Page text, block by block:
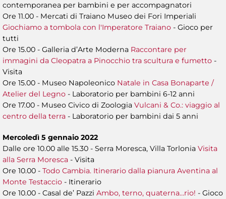
contemporanea per bambini e per accompagnatori
Ore 11.00 - Mercati di Traiano Museo dei Fori Imperiali
Giochiamo a tombola con l'Imperatore Traiano - Gioco per
tutti
Ore 15.00 - Galleria d’Arte Moderna Raccontare per
immagini da Cleopatra a Pinocchio tra scultura e fumetto -
Visita
Ore 15.00 - Museo Napoleonico Natale in Casa Bonaparte /
Atelier del Legno - Laboratorio per bambini 6-12 anni
Ore 17.00 - Museo Civico di Zoologia Vulcani & Co.: viaggio al
centro della terra - Laboratorio per bambini dai 5 anni
Mercoledì 5 gennaio 2022
Dalle ore 10.00 alle 15.30 - Serra Moresca, Villa Torlonia Visita
alla Serra Moresca - Visita
Ore 10.00 - Todo Cambia. Itinerario dalla pianura Aventina al
Monte Testaccio - Itinerario
Ore 10.00 - Casal de’ Pazzi Ambo, terno, quaterna…rio! - Gioco